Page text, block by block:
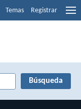
Temas Registrar